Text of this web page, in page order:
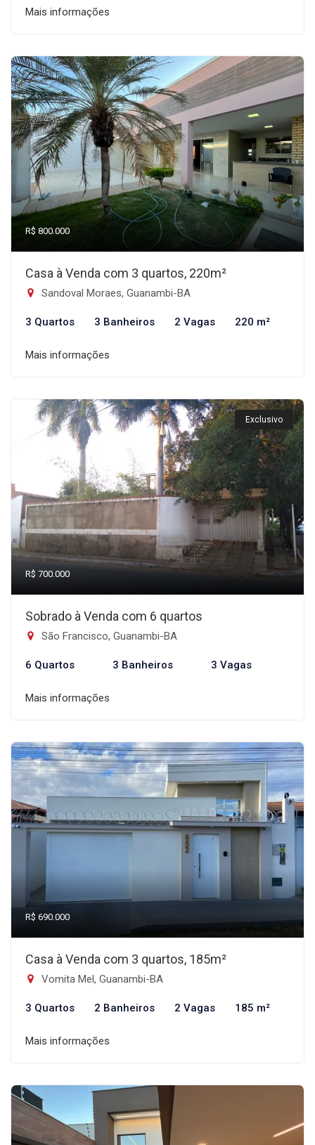
Mais informações
R$ 800.000
Casa à Venda com 3 quartos, 220m²
Sandoval Moraes, Guanambi-BA
3 Quartos 3 Banheiros 2 Vagas 220 m²
Mais informações
Exclusivo
R$ 700.000
Sobrado à Venda com 6 quartos
São Francisco, Guanambi-BA
6 Quartos 3 Banheiros 3 Vagas
Mais informações
R$ 690.000
Casa à Venda com 3 quartos, 185m²
Vomita Mel, Guanambi-BA
3 Quartos 2 Banheiros 2 Vagas 185 m²
Mais informações